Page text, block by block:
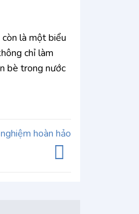
là một biểu
chỉ làm
bè trong nước
hoàn hảo